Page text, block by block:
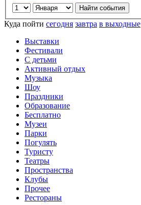
Куда пойти сегодня завтра в выходные
Выставки
Фестивали
С детьми
Активный отдых
Музыка
Шоу
Праздники
Образование
Бесплатно
Музеи
Парки
Погулять
Туристу
Театры
Пространства
Клубы
Прочее
Рестораны